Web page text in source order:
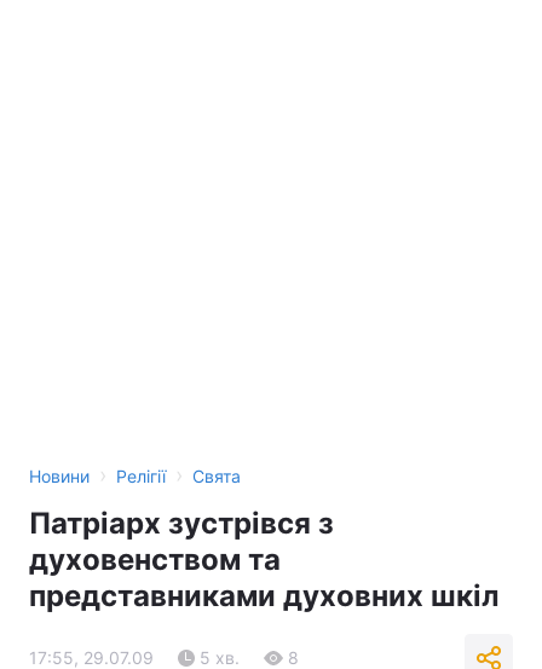
Новини › Релігії › Свята
Патріарх зустрівся з
духовенством та
представниками духовних шкіл
17:55, 29.07.09 5 хв. 8